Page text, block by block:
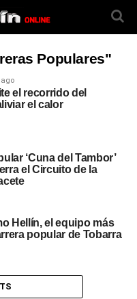
Populares"
el recorrido del
el calor
‘Cuna del Tambor’
el Circuito de la
Hellín, el equipo más
popular de Tobarra